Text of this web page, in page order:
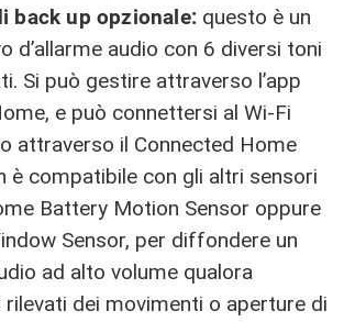
back up opzionale: questo è un
d’allarme audio con 6 diversi toni
Si può gestire attraverso l’app
e può connettersi al Wi-Fi
attraverso il Connected Home
è compatibile con gli altri sensori
Battery Motion Sensor oppure
Sensor, per diffondere un
ad alto volume qualora
rilevati dei movimenti o aperture di